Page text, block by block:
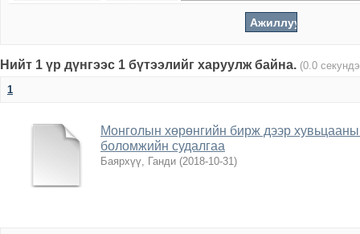
Нийт 1 үр дүнгээс 1 бүтээлийг харуулж байна. (0.0
1
Монголын хөрөнгийн бирж дээр хувьцааны
боломжийн судалгаа
Баярхүү, Ганди (2018-10-31)